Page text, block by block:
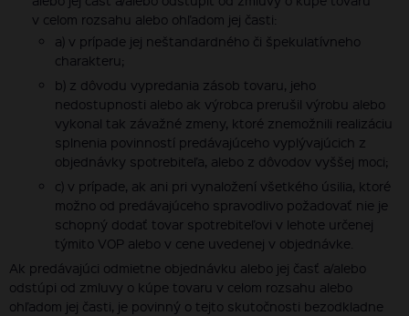
v celom rozsahu alebo ohľadom jej časti:
a) v prípade jej neštandardného či špekulatívneho
charakteru;
b) z dôvodu vypredania zásob tovaru, jeho
nedostupnosti alebo ak výrobca prerušil výrobu alebo
vykonal tak závažné zmeny, ktoré znemožnili realizáciu
splnenia povinností predávajúceho vyplývajúcich z
objednávky spotrebiteľa, alebo z dôvodov vyššej moci;
c) v prípade, ak ani pri vynaložení všetkého úsilia, ktoré
možno od predávajúceho spravodlivo požadovať nie je
schopný dodať tovar spotrebiteľovi v lehote určenej
týmito VOP alebo v cene uvedenej v objednávke.
Ak predávajúci odmietne objednávku alebo jej časť a/alebo
odstúpi od zmluvy o kúpe tovaru v celom rozsahu alebo
ohľadom jej časti, je povinný o tejto skutočnosti bezodkladne